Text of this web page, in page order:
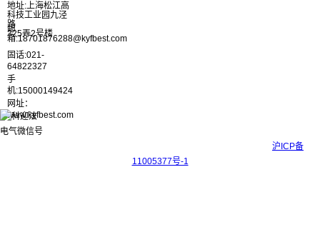
地址:上海松江高
科技工业园九泾
路
325弄2号楼
邮
箱:18701876288@kyfbest.com
固话:021-
64822327
手
机:15000149424
网址：
www.kyfbest.com
沪ICP备
11005377号-1